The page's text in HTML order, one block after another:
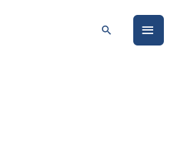
Suchen